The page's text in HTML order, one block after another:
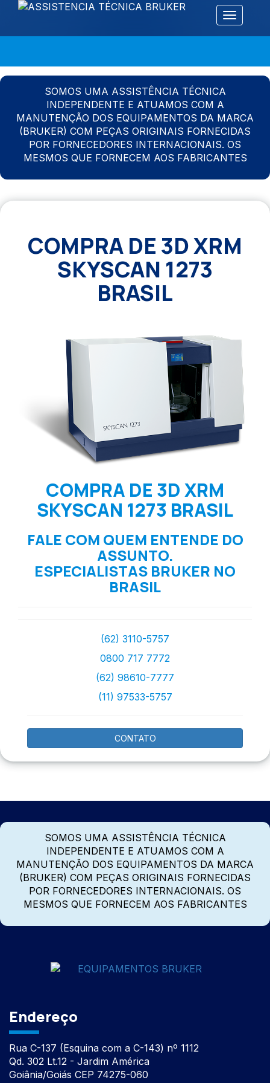
Alternar
SOMOS UMA ASSISTÊNCIA TÉCNICA
INDEPENDENTE E ATUAMOS COM A
MANUTENÇÃO DOS EQUIPAMENTOS DA MARCA
(BRUKER) COM PEÇAS ORIGINAIS FORNECIDAS
POR FORNECEDORES INTERNACIONAIS. OS
MESMOS QUE FORNECEM AOS FABRICANTES
COMPRA DE 3D XRM
SKYSCAN 1273
BRASIL
COMPRA DE 3D XRM
SKYSCAN 1273 BRASIL
FALE COM QUEM ENTENDE DO
ASSUNTO.
ESPECIALISTAS BRUKER NO
BRASIL
(62) 3110-5757
0800 717 7772
(62) 98610-7777
(11) 97533-5757
CONTATO
SOMOS UMA ASSISTÊNCIA TÉCNICA
INDEPENDENTE E ATUAMOS COM A
MANUTENÇÃO DOS EQUIPAMENTOS DA MARCA
(BRUKER) COM PEÇAS ORIGINAIS FORNECIDAS
POR FORNECEDORES INTERNACIONAIS. OS
MESMOS QUE FORNECEM AOS FABRICANTES
Endereço
Rua C-137 (Esquina com a C-143) nº 1112
Qd. 302 Lt.12 - Jardim América
Goiânia/Goiás CEP 74275-060